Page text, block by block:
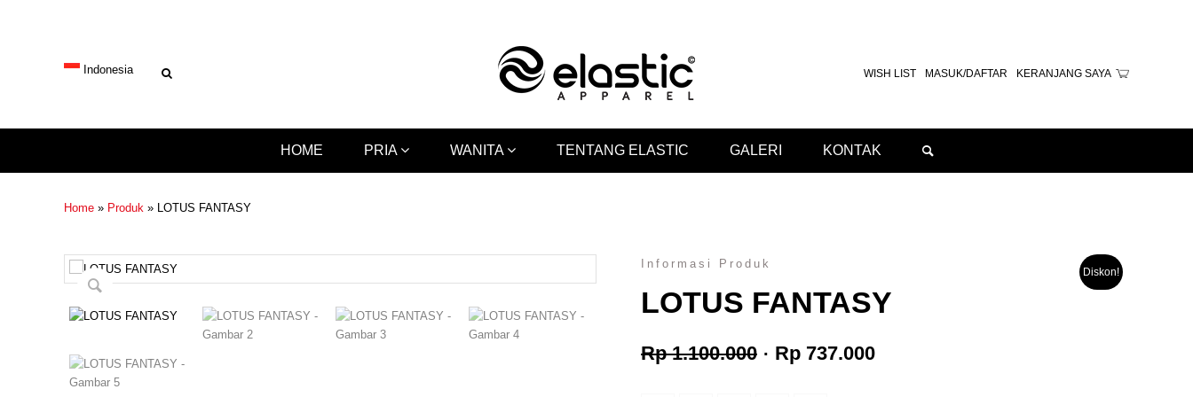
Indonesia WISH LIST MASUK/DAFTAR KERANJANG SAYA
HOME PRIA WANITA TENTANG ELASTIC GALERI KONTAK
Home » Produk » LOTUS FANTASY
Diskon!
Informasi Produk
LOTUS FANTASY
Rp1.100.000 Harga
Rp 737.000Harga